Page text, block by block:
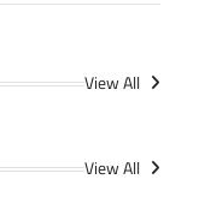
View All
View All